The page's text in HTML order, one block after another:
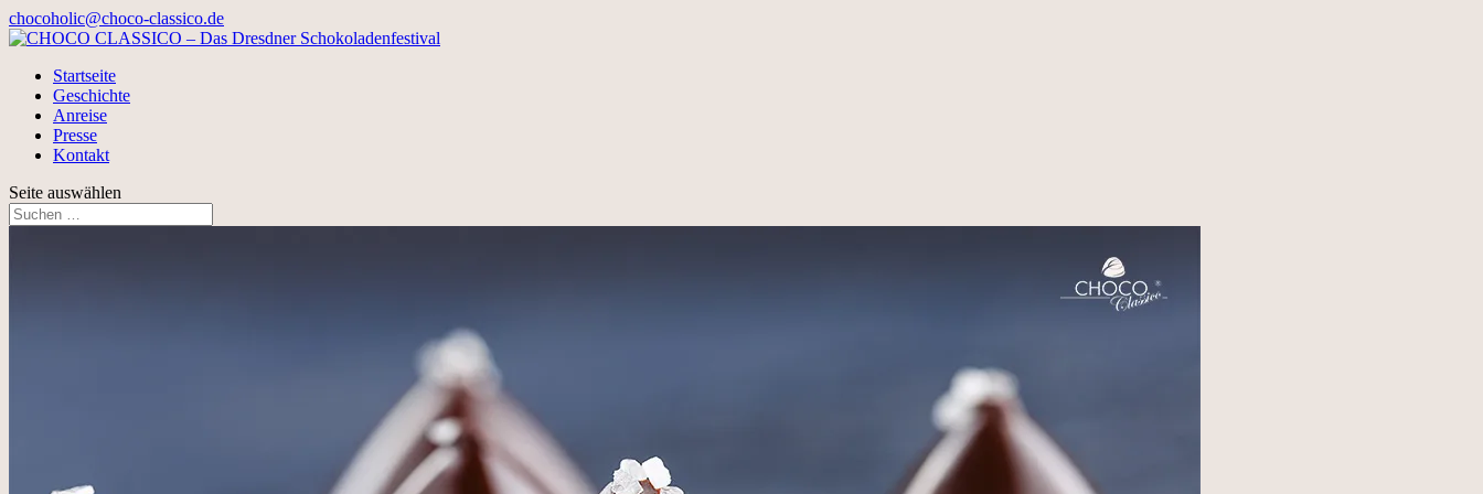
chocoholic@choco-classico.de
Startseite
Geschichte
Anreise
Presse
Kontakt
Seite auswählen